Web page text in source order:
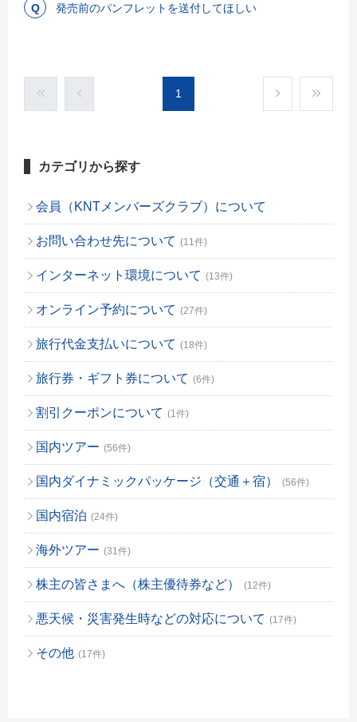
発売前のパンフレットを送付してほしい
1
カテゴリから探す
会員（KNTメンバーズクラブ）について
お問い合わせ先について (11件)
インターネット環境について (13件)
オンライン予約について (27件)
旅行代金支払いについて (18件)
旅行券・ギフト券について (6件)
割引クーポンについて (1件)
国内ツアー (56件)
国内ダイナミックパッケージ（交通＋宿） (56件)
国内宿泊 (24件)
海外ツアー (31件)
株主の皆さまへ（株主優待券など） (12件)
悪天候・災害発生時などの対応について (17件)
その他 (17件)